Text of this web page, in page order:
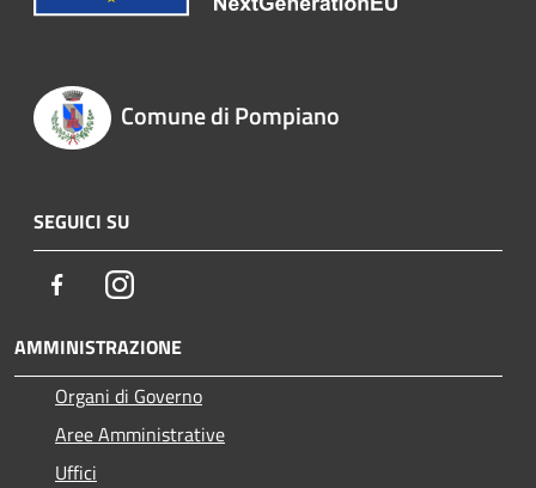
Comune di Pompiano
SEGUICI SU
FacebookInstagram
AMMINISTRAZIONE
Organi di Governo
Aree Amministrative
Uffici